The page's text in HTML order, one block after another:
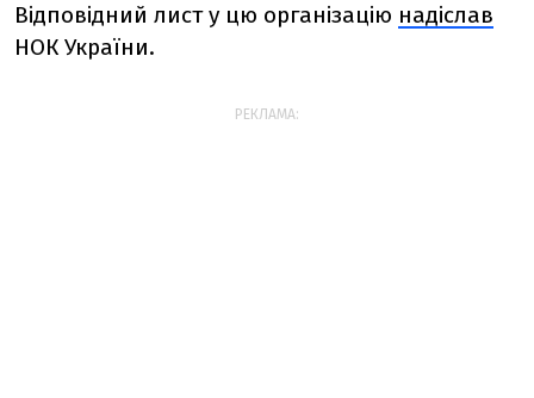
Відповідний лист у цю організацію надіслав
НОК України.
РЕКЛАМА: